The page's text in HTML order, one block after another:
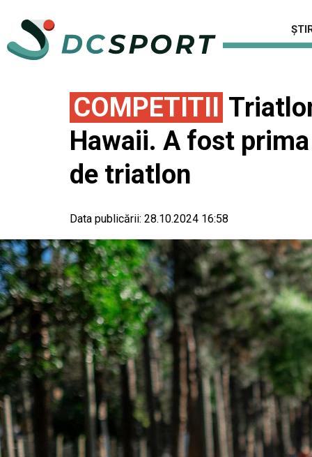
COMPETITII
Hawaii. A fost
de triatlon
Data publicării: 28.10.2024 16:58